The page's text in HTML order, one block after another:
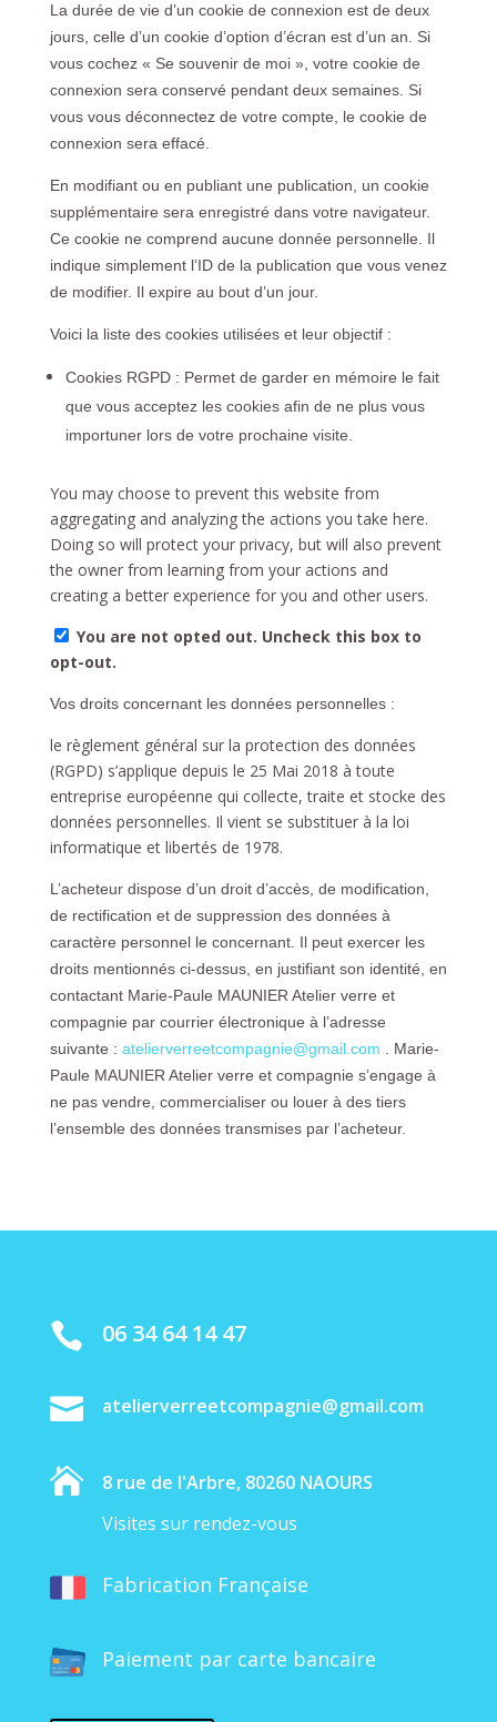
La durée de vie d’un cookie de connexion est de deux
jours, celle d’un cookie d’option d’écran est d’un an. Si
vous cochez « Se souvenir de moi », votre cookie de
connexion sera conservé pendant deux semaines. Si
vous vous déconnectez de votre compte, le cookie de
connexion sera effacé.
En modifiant ou en publiant une publication, un cookie
supplémentaire sera enregistré dans votre navigateur.
Ce cookie ne comprend aucune donnée personnelle. Il
indique simplement l’ID de la publication que vous venez
de modifier. Il expire au bout d’un jour.
Voici la liste des cookies utilisées et leur objectif :
Cookies RGPD : Permet de garder en mémoire le fait
que vous acceptez les cookies afin de ne plus vous
importuner lors de votre prochaine visite.
You may choose to prevent this website from
aggregating and analyzing the actions you take here.
Doing so will protect your privacy, but will also prevent
the owner from learning from your actions and
creating a better experience for you and other users.
You are not opted out. Uncheck this box to
opt-out.
Vos droits concernant les données personnelles :
le règlement général sur la protection des données
(RGPD) s’applique depuis le 25 Mai 2018 à toute
entreprise européenne qui collecte, traite et stocke des
données personnelles. Il vient se substituer à la loi
informatique et libertés de 1978.
L’acheteur dispose d’un droit d’accès, de modification,
de rectification et de suppression des données à
caractère personnel le concernant. Il peut exercer les
droits mentionnés ci-dessus, en justifiant son identité, en
contactant Marie-Paule MAUNIER Atelier verre et
compagnie par courrier électronique à l’adresse
suivante : atelierverreetcompagnie@gmail.com . Marie-
Paule MAUNIER Atelier verre et compagnie s’engage à
ne pas vendre, commercialiser ou louer à des tiers
l’ensemble des données transmises par l’acheteur.
 06 34 64 14 47
 atelierverreetcompagnie@gmail.com

8 rue de l'Arbre, 80260 NAOURS
Visites sur rendez-vous
Fabrication Française
Paiement par carte bancaire